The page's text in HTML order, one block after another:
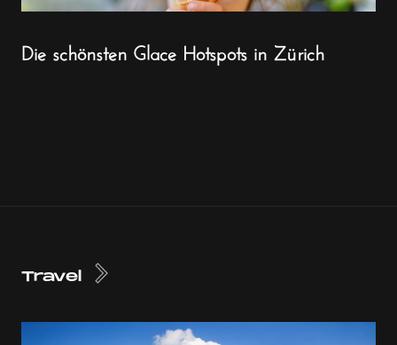
Die schönsten Glace Hotspots in Zürich
Travel